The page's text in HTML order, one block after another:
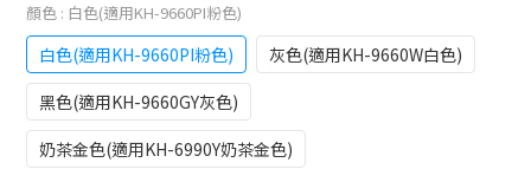
顏色 : 白色(適用KH-9660PI粉色)
白色(適用KH-9660PI粉色)
灰色(適用KH-9660W白色)
黑色(適用KH-9660GY灰色)
奶茶金色(適用KH-6990Y奶茶金色)